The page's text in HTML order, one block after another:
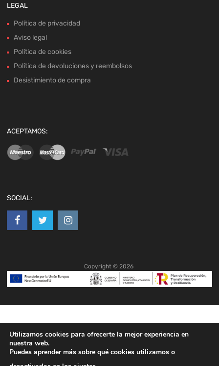
LEGAL
Política de privacidad
Aviso legal
Política de cookies
Política de devoluciones y reembolsos
Desistimiento de compra
ACEPTAMOS:
SOCIAL:
Copyright © 2026
Utilizamos cookies para ofrecerte la mejor experiencia en
nuestra web.
Puedes aprender más sobre qué cookies utilizamos o